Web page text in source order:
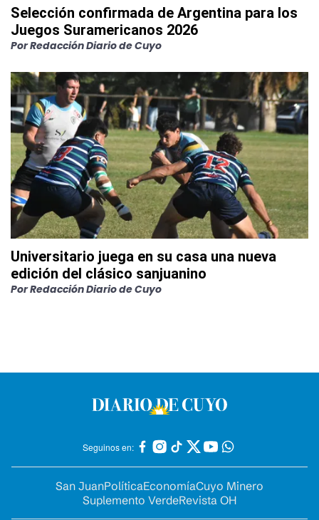
Selección confirmada de Argentina para los
Juegos Suramericanos 2026
PorRedacción Diario de Cuyo
Universitario juega en su casa una nueva
edición del clásico sanjuanino
PorRedacción Diario de Cuyo
Seguinos en:
San JuanPolíticaEconomíaCuyo Minero
Suplemento VerdeRevista OH